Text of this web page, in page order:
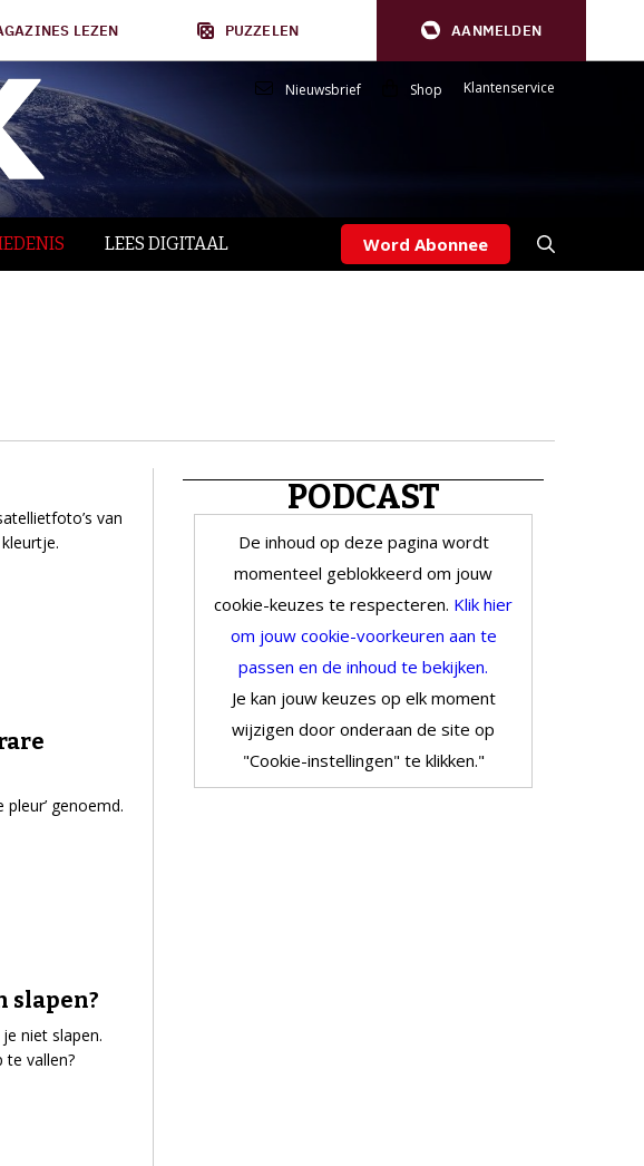
LEZEN PUZZELEN AANMELDEN
Nieuwsbrief Shop Klantenservice
LEES DIGITAAL Word Abonnee
van
genoemd.
slapen?
niet slapen.
te vallen?
PODCAST
De inhoud op deze pagina wordt
momenteel geblokkeerd om jouw
cookie-keuzes te respecteren. Klik hier
om jouw cookie-voorkeuren aan te
passen en de inhoud te bekijken.
Je kan jouw keuzes op elk moment
wijzigen door onderaan de site op
"Cookie-instellingen" te klikken."